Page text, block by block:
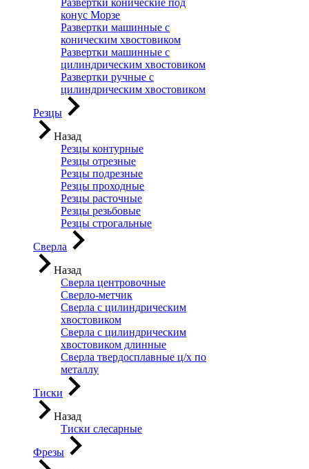
Развертки конические под
конус Морзе
Развертки машинные с
коническим хвостовиком
Развертки машинные с
цилиндрическим хвостовиком
Развертки ручные с
цилиндрическим хвостовиком
Резцы
Назад
Резцы контурные
Резцы отрезные
Резцы подрезные
Резцы проходные
Резцы расточные
Резцы резьбовые
Резцы строгальные
Сверла
Назад
Сверла центровочные
Сверло-метчик
Сверла с цилиндрическим
хвостовиком
Сверла с цилиндрическим
хвостовиком длинные
Сверла твердосплавные ц/х по
металлу
Тиски
Назад
Тиски слесарные
Фрезы